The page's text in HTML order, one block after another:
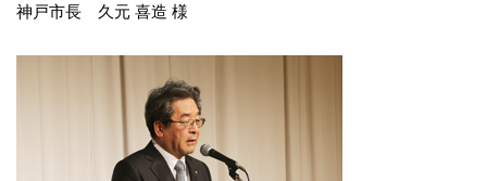
神戸市長 久元 喜造 様